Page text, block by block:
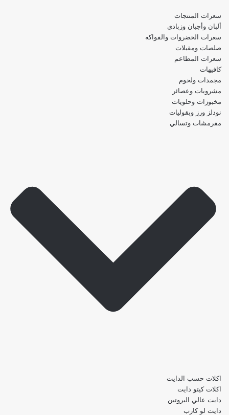
سعرات المنتجات
ألبان وأجبان وزبادي
سعرات الخضروات والفواكه
صلصات ومقبلات
سعرات المطاعم
كافيهات
مجمدات ولحوم
مشروبات وعصائر
مخبوزات وحلويات
نودلز ورز وبقوليات
مقرمشات وتسالي
اكلات حسب الدايت
اكلات كيتو دايت
دايت عالي البروتين
دايت لو كارب